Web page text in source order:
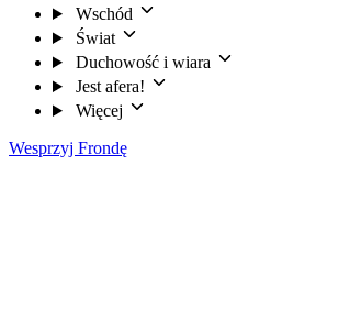
Wschód
Świat
Duchowość i wiara
Jest afera!
Więcej
Wesprzyj Frondę